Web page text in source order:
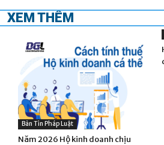
XEM THÊM
Bản Tin Pháp Luật
Năm 2026 Hộ kinh doanh chịu